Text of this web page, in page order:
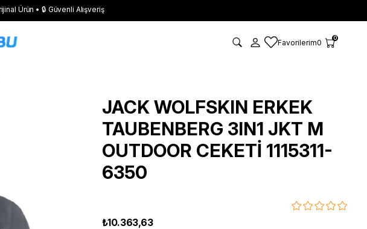
Ürün • 🔒 Güvenli Alışveriş
Favorilerim0 0
JACK WOLFSKIN ERKEK
TAUBENBERG 3IN1 JKT M
OUTDOOR CEKETİ 1115311-
6350
₺10.363,63